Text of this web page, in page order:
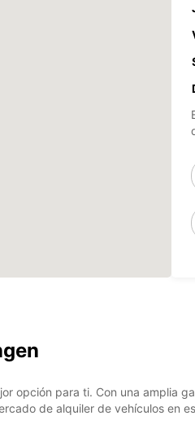
opción para ti. Con una amplia
de alquiler de vehículos en